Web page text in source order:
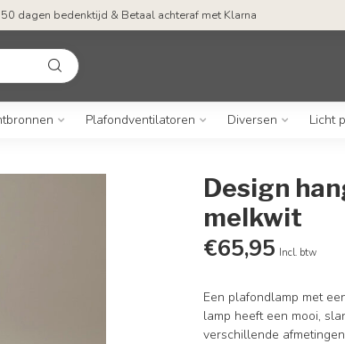
50 dagen bedenktijd & Betaal achteraf met Klarna
Plafondventilatoren Diversen Licht
Design
melkwit
€65,95 Incl. btw
Een plafondlamp met
lamp heeft een mooi,
verschillende